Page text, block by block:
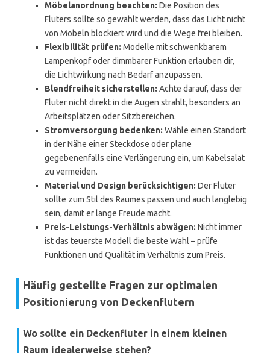
Möbelanordnung beachten: Die Position des
Fluters sollte so gewählt werden, dass das Licht nicht
von Möbeln blockiert wird und die Wege frei bleiben.
Flexibilität prüfen: Modelle mit schwenkbarem
Lampenkopf oder dimmbarer Funktion erlauben dir,
die Lichtwirkung nach Bedarf anzupassen.
Blendfreiheit sicherstellen: Achte darauf, dass der
Fluter nicht direkt in die Augen strahlt, besonders an
Arbeitsplätzen oder Sitzbereichen.
Stromversorgung bedenken: Wähle einen Standort
in der Nähe einer Steckdose oder plane
gegebenenfalls eine Verlängerung ein, um Kabelsalat
zu vermeiden.
Material und Design berücksichtigen: Der Fluter
sollte zum Stil des Raumes passen und auch langlebig
sein, damit er lange Freude macht.
Preis-Leistungs-Verhältnis abwägen: Nicht immer
ist das teuerste Modell die beste Wahl – prüfe
Funktionen und Qualität im Verhältnis zum Preis.
Häufig gestellte Fragen zur optimalen
Positionierung von Deckenflutern
Wo sollte ein Deckenfluter in einem kleinen
Raum idealerweise stehen?